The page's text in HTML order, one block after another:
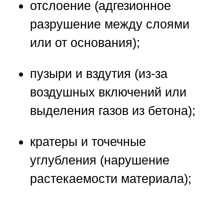
отслоение (адгезионное
разрушение между слоями
или от основания);
пузыри и вздутия (из-за
воздушных включений или
выделения газов из бетона);
кратеры и точечные
углубления (нарушение
растекаемости материала);